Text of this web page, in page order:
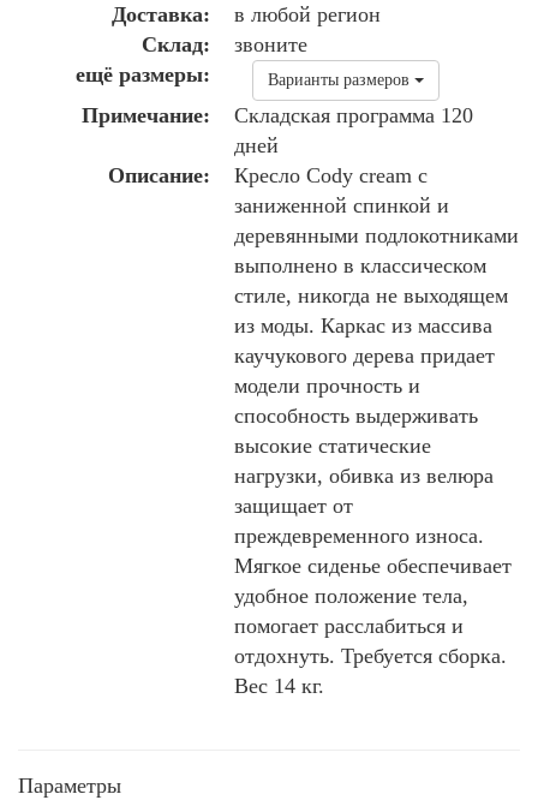
Доставка:
в любой регион
Склад:
звоните
ещё размеры:
Варианты размеров
Примечание:
Складская программа 120
дней
Описание:
Кресло Cody cream с
заниженной спинкой и
деревянными подлокотниками
выполнено в классическом
стиле, никогда не выходящем
из моды. Каркас из массива
каучукового дерева придает
модели прочность и
способность выдерживать
высокие статические
нагрузки, обивка из велюра
защищает от
преждевременного износа.
Мягкое сиденье обеспечивает
удобное положение тела,
помогает расслабиться и
отдохнуть. Требуется сборка.
Вес 14 кг.
Параметры